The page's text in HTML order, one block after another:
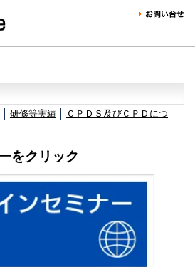
研修等実績
ＣＰＤＳ及びＣＰＤにつ
をクリック